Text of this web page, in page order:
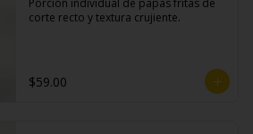
Porción individual de papas fritas de
corte recto y textura crujiente.
$59.00